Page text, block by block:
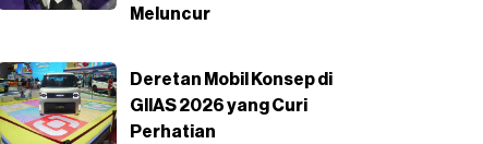
Meluncur
Deretan Mobil Konsep di
GIIAS 2026 yang Curi
Perhatian